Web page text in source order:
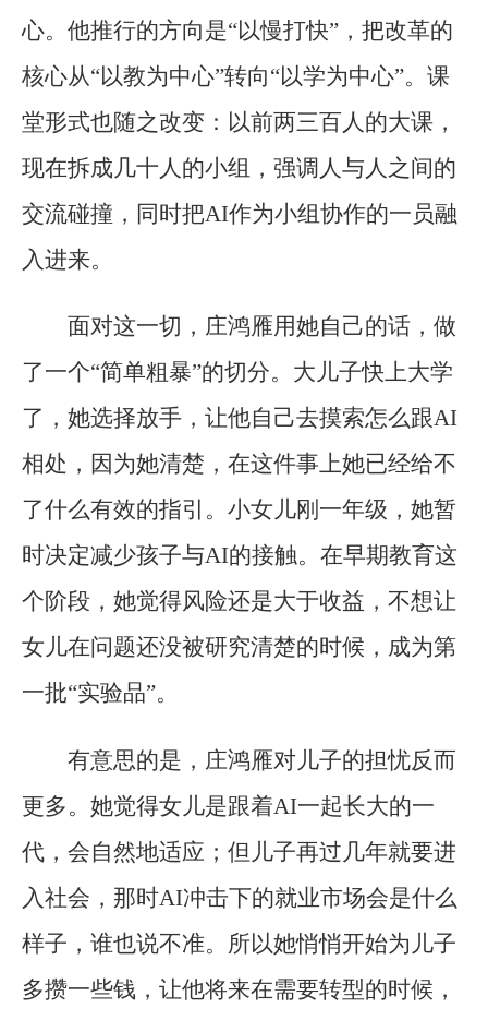
心。他推行的方向是“以慢打快”，把改革的
核心从“以教为中心”转向“以学为中心”。课
堂形式也随之改变：以前两三百人的大课，
现在拆成几十人的小组，强调人与人之间的
交流碰撞，同时把AI作为小组协作的一员融
入进来。
面对这一切，庄鸿雁用她自己的话，做
了一个“简单粗暴”的切分。大儿子快上大学
了，她选择放手，让他自己去摸索怎么跟AI
相处，因为她清楚，在这件事上她已经给不
了什么有效的指引。小女儿刚一年级，她暂
时决定减少孩子与AI的接触。在早期教育这
个阶段，她觉得风险还是大于收益，不想让
女儿在问题还没被研究清楚的时候，成为第
一批“实验品”。
有意思的是，庄鸿雁对儿子的担忧反而
更多。她觉得女儿是跟着AI一起长大的一
代，会自然地适应；但儿子再过几年就要进
入社会，那时AI冲击下的就业市场会是什么
样子，谁也说不准。所以她悄悄开始为儿子
多攒一些钱，让他将来在需要转型的时候，